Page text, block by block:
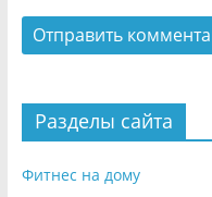
Разделы сайта
Фитнес на дому